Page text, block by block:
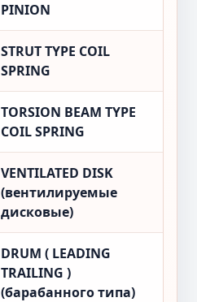
PINION
STRUT TYPE COIL
SPRING
TORSION BEAM TYPE
COIL SPRING
VENTILATED DISK
(вентилируемые
дисковые)
DRUM ( LEADING
TRAILING )
(барабанного типа)